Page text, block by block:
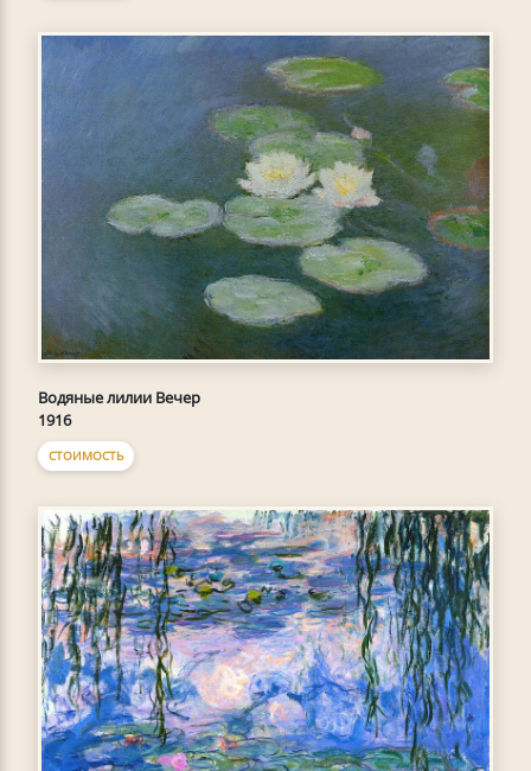
Водяные лилии Вечер
1916
СТОИМОСТЬ